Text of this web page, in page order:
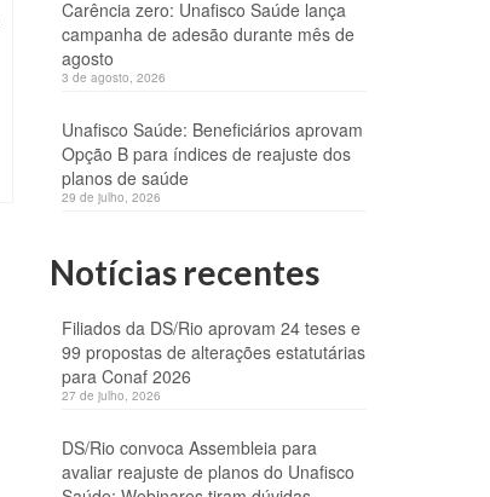
Carência zero: Unafisco Saúde lança
campanha de adesão durante mês de
agosto
3 de agosto, 2026
Unafisco Saúde: Beneficiários aprovam
Opção B para índices de reajuste dos
planos de saúde
29 de julho, 2026
Notícias recentes
Filiados da DS/Rio aprovam 24 teses e
99 propostas de alterações estatutárias
para Conaf 2026
27 de julho, 2026
DS/Rio convoca Assembleia para
avaliar reajuste de planos do Unafisco